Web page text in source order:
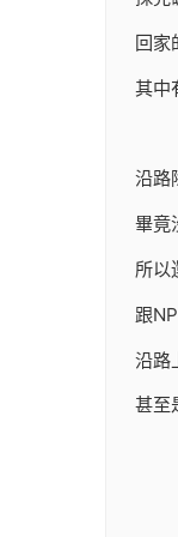
回家
其中
沿路
畢竟
所以
跟
沿路
甚至